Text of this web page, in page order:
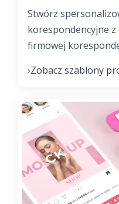
Stwórz
korespondencyjne z
firmowej
›Zobacz szablony